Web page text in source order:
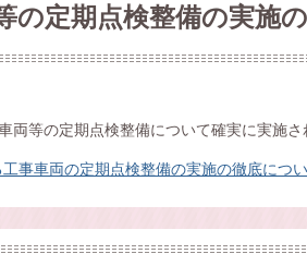
の定期点検整備の実施
両等の定期点検整備について確実に実施さ
事車両の定期点検整備の実施の徹底につ